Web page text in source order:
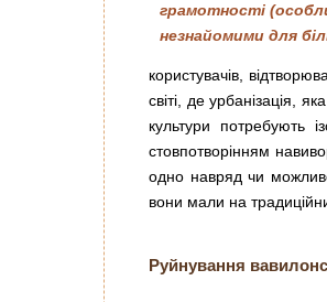
грамотності
незнайомими для
користувачів,
світі, де урбанізація,
культури потребують
стовпотворінням
одно навряд чи
вони мали на
Руйнування